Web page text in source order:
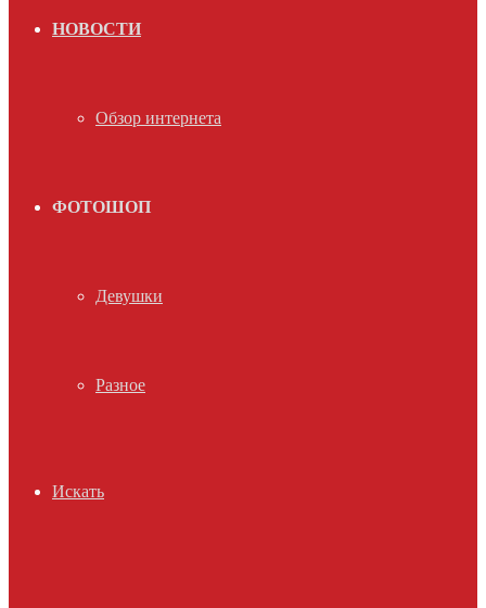
НОВОСТИ
Обзор интернета
ФОТОШОП
Девушки
Разное
Искать